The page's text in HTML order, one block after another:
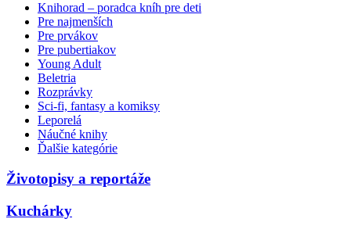
Knihorad – poradca kníh pre deti
Pre najmenších
Pre prvákov
Pre pubertiakov
Young Adult
Beletria
Rozprávky
Sci-fi, fantasy a komiksy
Leporelá
Náučné knihy
Ďalšie kategórie
Životopisy a reportáže
Kuchárky